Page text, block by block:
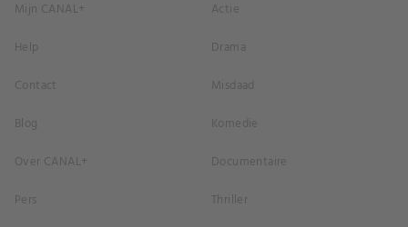
Mijn CANAL+
Help
Contact
Blog
Over CANAL+
Pers
Actie
Drama
Misdaad
Komedie
Documentaire
Thriller